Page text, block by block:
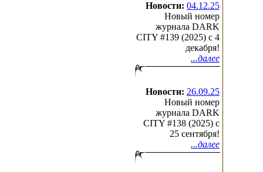
Новости: 04.12.25
Новый номер
журнала DARK
CITY #139 (2025) c 4
декабря!
...далее
Новости: 26.09.25
Новый номер
журнала DARK
CITY #138 (2025) c
25 сентября!
...далее